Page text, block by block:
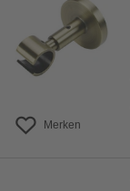
Merken